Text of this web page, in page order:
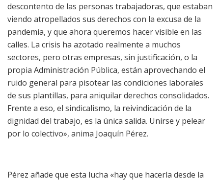
descontento de las personas trabajadoras, que estaban
viendo atropellados sus derechos con la excusa de la
pandemia, y que ahora queremos hacer visible en las
calles. La crisis ha azotado realmente a muchos
sectores, pero otras empresas, sin justificación, o la
propia Administración Pública, están aprovechando el
ruido general para pisotear las condiciones laborales
de sus plantillas, para aniquilar derechos consolidados.
Frente a eso, el sindicalismo, la reivindicación de la
dignidad del trabajo, es la única salida. Unirse y pelear
por lo colectivo», anima Joaquín Pérez.
Pérez añade que esta lucha «hay que hacerla desde la